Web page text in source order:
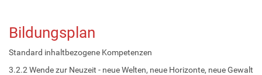
Bildungsplan
Standard inhaltbezogene Kompetenzen
3.2.2 Wende zur Neuzeit - neue Welten, neue Horizonte, neue Gewalt